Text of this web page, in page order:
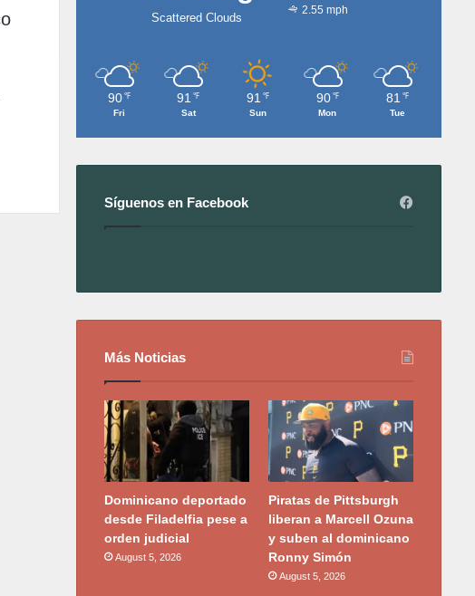
Scattered Clouds
2.55 mph
90 ℉
Fri
91 ℉
Sat
91 ℉
Sun
90 ℉
Mon
81 ℉
Tue
Síguenos en Facebook
Más Noticias
Dominicano deportado
desde Filadelfia pese a
orden judicial
August 5, 2026
Piratas de Pittsburgh
liberan a Marcell Ozuna
y suben al dominicano
Ronny Simón
August 5, 2026